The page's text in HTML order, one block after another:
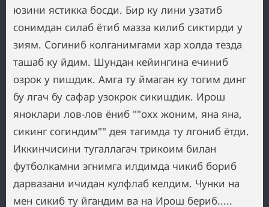
юзини ястикка босди. Бир ку лини узатиб
сонимдан силаб ётиб мазза килиб сиктирди у
зиям. Согиниб колганимгами хар холда тезда
ташаб ку йдим. Шундан кейингина ечиниб
озрок у пишдик. Амга ту ймаган ку тогим динг
бу лгач бу сафар узокрок сикишдик. Ирош
яноклари лов-лов ёниб ""охх жоним, яна яна,
сикинг согиндим"" дея тагимда ту лгониб ётди.
Иккинчисини тугаллагач трикоим билан
футболкамни эгнимга илдимда чикиб бориб
дарвазани ичидан кулфлаб келдим. Чунки на
мен сикиб ту йгандим ва на Ирош бериб.....